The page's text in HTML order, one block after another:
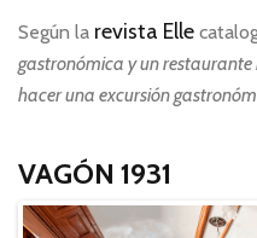
Según la revista Elle
gastronómica y un
hacer una excursión
VAGÓN 1931